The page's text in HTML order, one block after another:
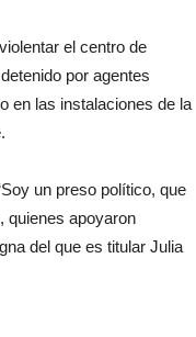
el centro de
por agentes
en las instalaciones de la
un preso político, que
quienes apoyaron
del que es titular Julia